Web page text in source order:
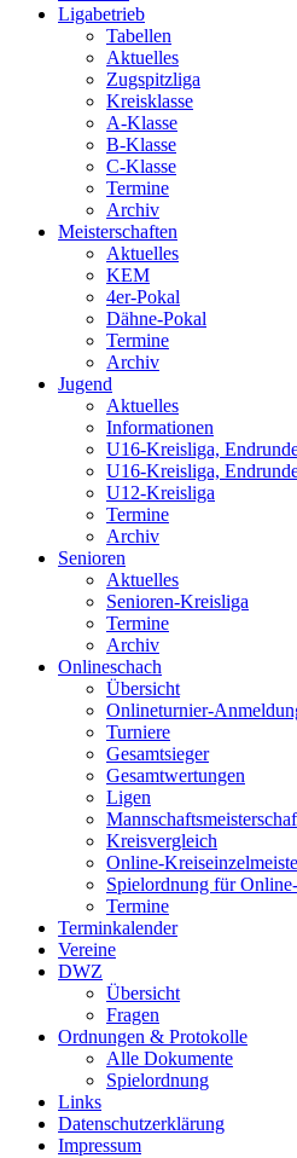
Ligabetrieb
Tabellen
Aktuelles
Zugspitzliga
Kreisklasse
A-Klasse
B-Klasse
C-Klasse
Termine
Archiv
Meisterschaften
Aktuelles
KEM
4er-Pokal
Dähne-Pokal
Termine
Archiv
Jugend
Aktuelles
Informationen
U16-Kreisliga,
U16-Kreisliga,
U12-Kreisliga
Termine
Archiv
Senioren
Aktuelles
Senioren-Kreisliga
Termine
Archiv
Onlineschach
Übersicht
Onlineturnier-
Turniere
Gesamtsieger
Gesamtwertungen
Ligen
Kreisvergleich
Online-
Spielordnung für
Termine
Terminkalender
Vereine
DWZ
Übersicht
Fragen
Ordnungen & Protokolle
Alle Dokumente
Spielordnung
Links
Datenschutzerklärung
Impressum